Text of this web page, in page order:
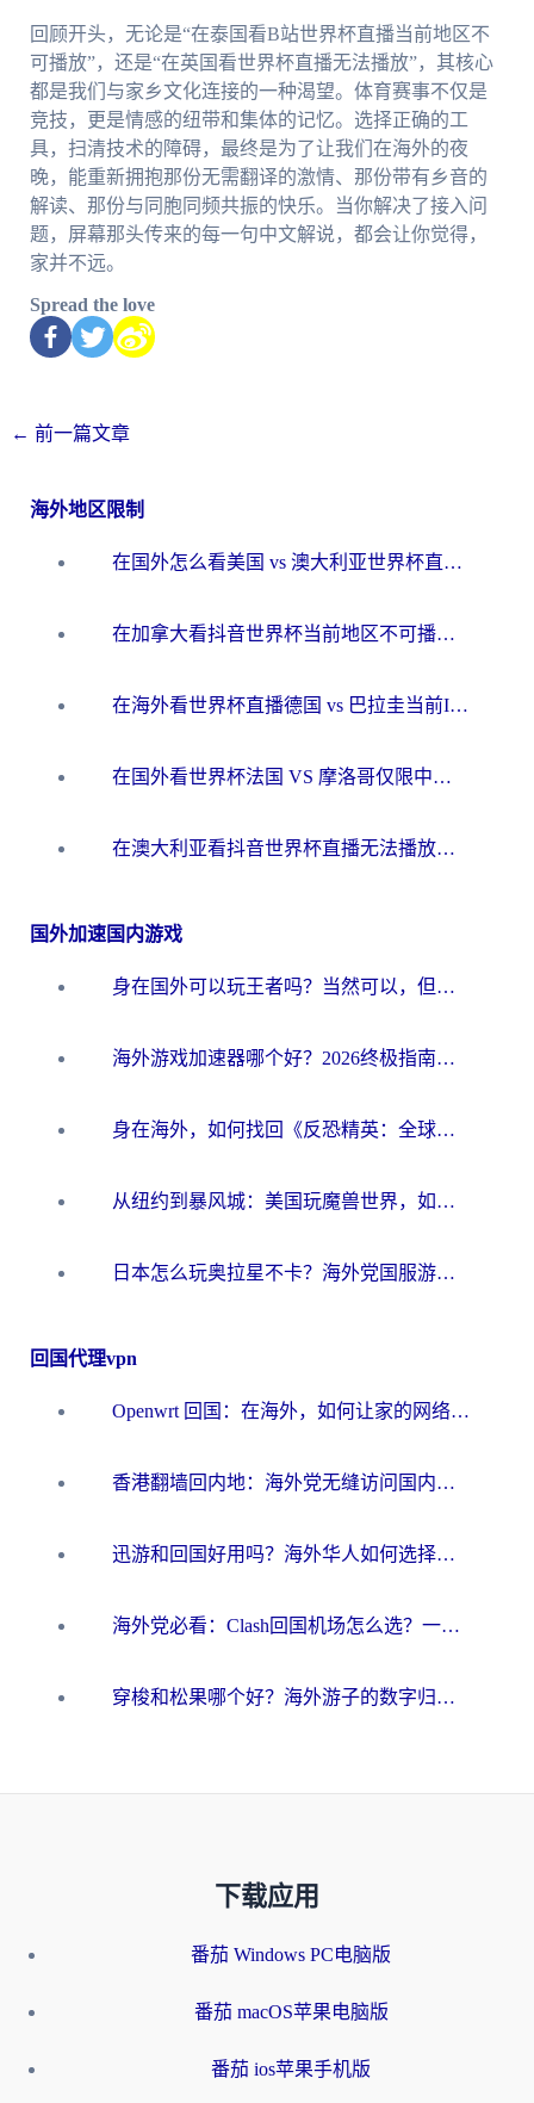
回顾开头，无论是“在泰国看B站世界杯直播当前地区不
可播放”，还是“在英国看世界杯直播无法播放”，其核心
都是我们与家乡文化连接的一种渴望。体育赛事不仅是
竞技，更是情感的纽带和集体的记忆。选择正确的工
具，扫清技术的障碍，最终是为了让我们在海外的夜
晚，能重新拥抱那份无需翻译的激情、那份带有乡音的
解读、那份与同胞同频共振的快乐。当你解决了接入问
题，屏幕那头传来的每一句中文解说，都会让你觉得，
家并不远。
Spread the love
← 前一篇文章
海外地区限制
在国外怎么看美国 vs 澳大利亚世界杯直播？海外党必藏的中文解说观赛指南
在加拿大看抖音世界杯当前地区不可播放？海外党体育观赛终极指南
在海外看世界杯直播德国 vs 巴拉圭当前IP受限制？这篇指南帮你轻松解决地区限制
在国外看世界杯法国 VS 摩洛哥仅限中国大陆？别让地域限制拦下你的欢呼
在澳大利亚看抖音世界杯直播无法播放？海外党体育观赛终极指南来了！
国外加速国内游戏
身在国外可以玩王者吗？当然可以，但你需要这份“加速”指南
海外游戏加速器哪个好？2026终极指南帮你畅玩国服+解决卡顿难题
身在海外，如何找回《反恐精英：全球攻势》国服的丝滑手感？一份给你的终极指南
从纽约到暴风城：美国玩魔兽世界，如何找到你的最佳网络航线
日本怎么玩奥拉星不卡？海外党国服游戏加速器选择全攻略
回国代理vpn
Openwrt 回国：在海外，如何让家的网络触手可及
香港翻墙回内地：海外党无缝访问国内资源的加速器选择全攻略
迅游和回国好用吗？海外华人如何选择靠谱的回国加速器
海外党必看：Clash回国机场怎么选？一篇搞定无缝访问国内资源的全攻略
穿梭和松果哪个好？海外游子的数字归乡路，到底该怎么选
下载应用
番茄 Windows PC电脑版
番茄 macOS苹果电脑版
番茄 ios苹果手机版